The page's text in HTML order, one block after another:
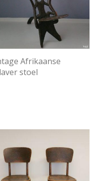
Afrikaanse
stoel